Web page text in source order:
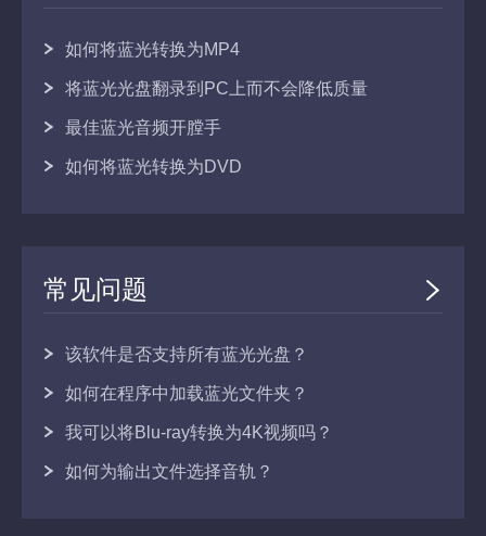
如何将蓝光转换为MP4
将蓝光光盘翻录到PC上而不会降低质量
最佳蓝光音频开膛手
如何将蓝光转换为DVD
常见问题
该软件是否支持所有蓝光光盘？
如何在程序中加载蓝光文件夹？
我可以将Blu-ray转换为4K视频吗？
如何为输出文件选择音轨？